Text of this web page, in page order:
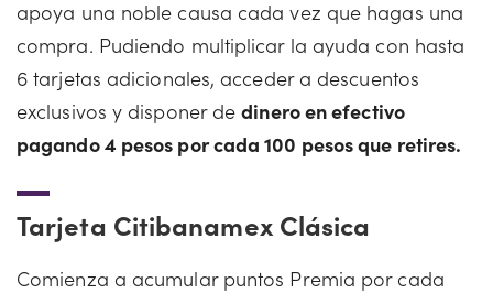
apoya una noble causa cada vez que hagas una
compra. Pudiendo multiplicar la ayuda con hasta
6 tarjetas adicionales, acceder a descuentos
exclusivos y disponer dedinero en efectivo
pagando 4 pesos por cada 100 pesos que retires.
Tarjeta Citibanamex Clásica
Comienza a acumular puntos Premia por cada